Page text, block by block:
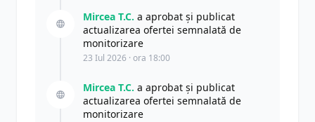
Mircea T.C. a aprobat și publicat
actualizarea ofertei semnalată de
monitorizare
23 Iul 2026 · ora 18:00
Mircea T.C. a aprobat și publicat
actualizarea ofertei semnalată de
monitorizare